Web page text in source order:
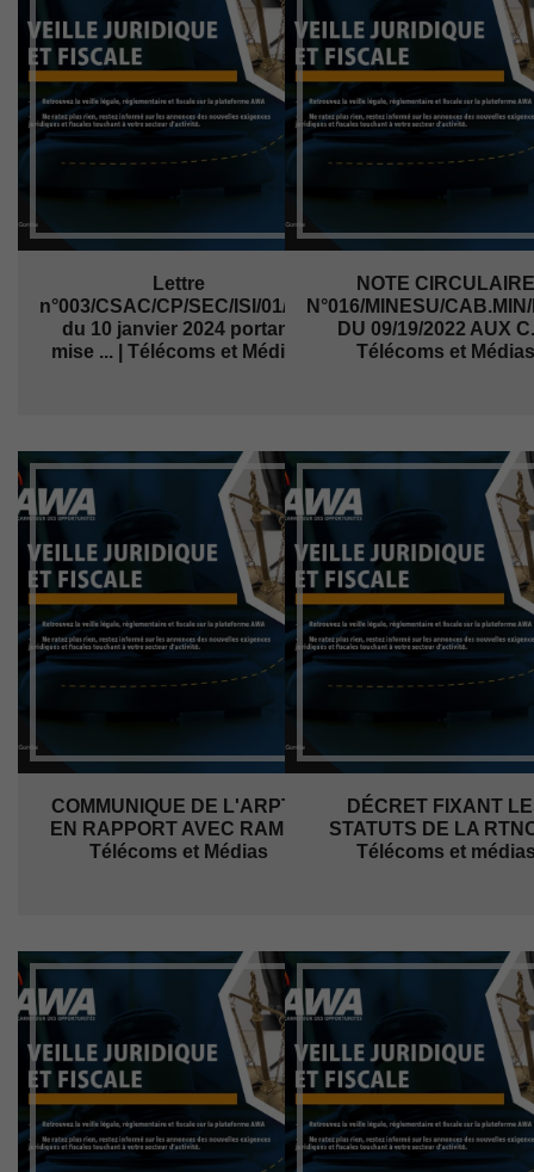
Lettre
n°003/CSAC/CP/SEC/ISI/01/2023
du 10 janvier 2024 portant
mise ... | Télécoms et Médias
NOTE CIRCULAIRE
N°016/MINESU/
DU 09/19/2022 AUX
Télécoms et Médias
COMMUNIQUE DE L'ARPTC
EN RAPPORT AVEC RAM... |
Télécoms et Médias
DÉCRET FIXANT
STATUTS DE LA
Télécoms et